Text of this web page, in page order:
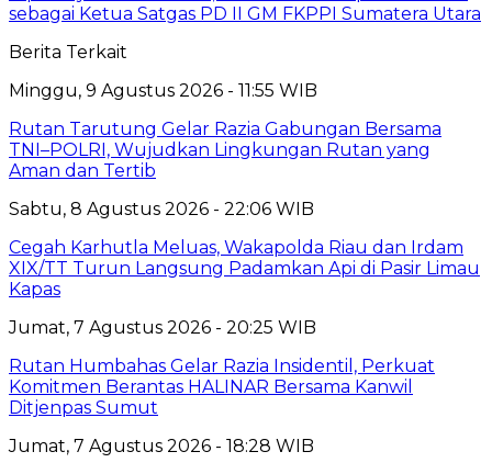
sebagai Ketua Satgas PD II GM FKPPI Sumatera Utara
Berita Terkait
Minggu, 9 Agustus 2026 - 11:55 WIB
Rutan Tarutung Gelar Razia Gabungan Bersama
TNI–POLRI, Wujudkan Lingkungan Rutan yang
Aman dan Tertib
Sabtu, 8 Agustus 2026 - 22:06 WIB
Cegah Karhutla Meluas, Wakapolda Riau dan Irdam
XIX/TT Turun Langsung Padamkan Api di Pasir Limau
Kapas
Jumat, 7 Agustus 2026 - 20:25 WIB
Rutan Humbahas Gelar Razia Insidentil, Perkuat
Komitmen Berantas HALINAR Bersama Kanwil
Ditjenpas Sumut
Jumat, 7 Agustus 2026 - 18:28 WIB